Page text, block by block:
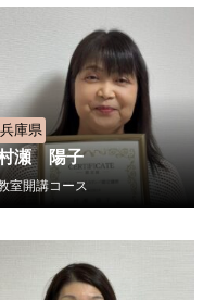
兵庫県
瀬 陽子
室開講コース